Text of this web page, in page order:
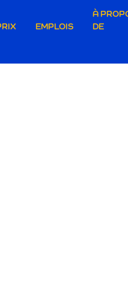
EMPLOIS
À
DE
DES